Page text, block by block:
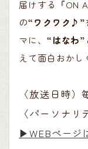
届けする『ON
の“ワクワク♪”
マに、 “はなわ”
えて面白おかし
〈放送日時）
〈パーソナ
▶︎WEBページ